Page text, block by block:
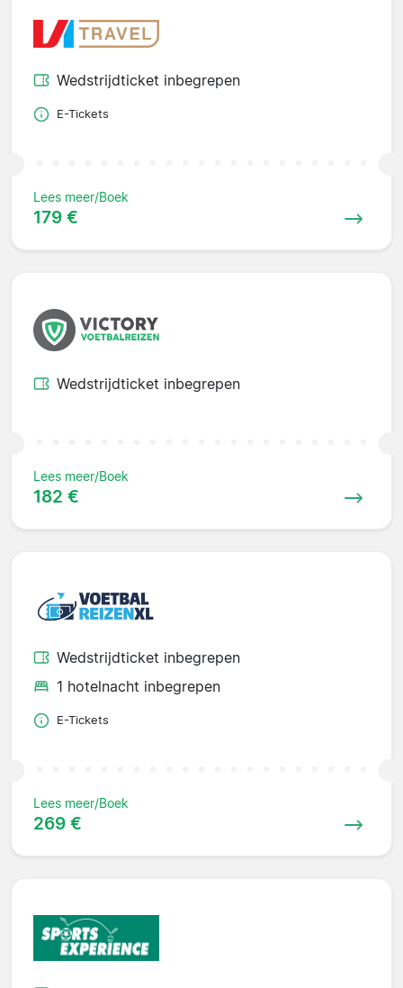
Wedstrijdticket inbegrepen
E-Tickets
Lees meer/Boek
179 €
Wedstrijdticket inbegrepen
Lees meer/Boek
182 €
Wedstrijdticket inbegrepen
1 hotelnacht inbegrepen
E-Tickets
Lees meer/Boek
269 €